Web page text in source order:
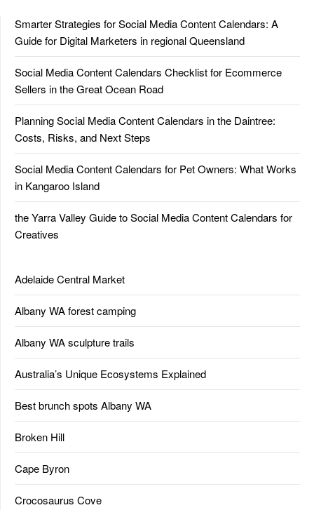
Smarter Strategies for Social Media Content Calendars: A
Guide for Digital Marketers in regional Queensland
Social Media Content Calendars Checklist for Ecommerce
Sellers in the Great Ocean Road
Planning Social Media Content Calendars in the Daintree:
Costs, Risks, and Next Steps
Social Media Content Calendars for Pet Owners: What Works
in Kangaroo Island
the Yarra Valley Guide to Social Media Content Calendars for
Creatives
Adelaide Central Market
Albany WA forest camping
Albany WA sculpture trails
Australia’s Unique Ecosystems Explained
Best brunch spots Albany WA
Broken Hill
Cape Byron
Crocosaurus Cove